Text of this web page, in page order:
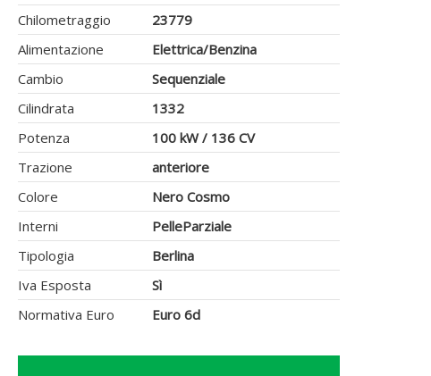
Chilometraggio
23779
Alimentazione
Elettrica/Benzina
Cambio
Sequenziale
Cilindrata
1332
Potenza
100 kW / 136 CV
Trazione
anteriore
Colore
Nero Cosmo
Interni
PelleParziale
Tipologia
Berlina
Iva Esposta
Sì
Normativa Euro
Euro 6d